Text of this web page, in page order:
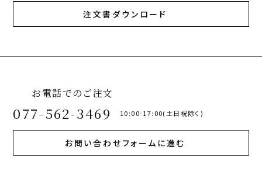
注文書ダウンロード
お電話でのご注文
077-562-3469 10:00-17:00(土日祝除く)
お問い合わせフォームに進む